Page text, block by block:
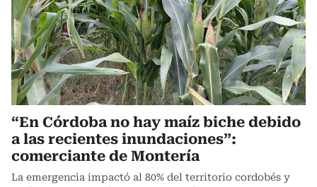
“En Córdoba no hay maíz biche debido
a las recientes inundaciones”:
comerciante de Montería
La emergencia impactó al 80% del territorio cordobés y